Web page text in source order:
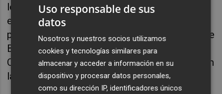
lo tanto, el municipio cuenta con numerosos
eventos donde los
protagonistas. Unos días que demuestran que
Bétera es: Poble Coeter y que sus Peñas
Coeteras junto a los Mayorales continúan con
las tradiciones de fuego en el municipio.
Uso responsable de sus
datos
Nosotros y nuestros socios utilizamos
cookies y tecnologías similares para
almacenar y acceder a información en su
dispositivo y procesar datos personales,
como su dirección IP, identificadores únicos